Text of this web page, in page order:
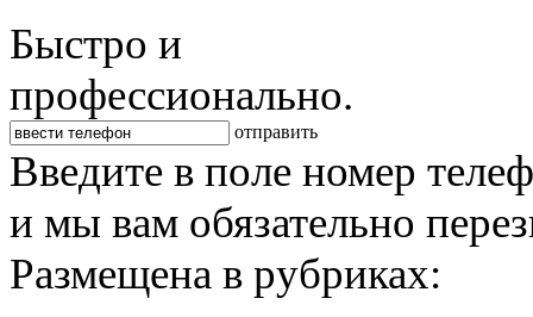
Быстро и
профессионально.
отправить
Введите в поле номер
и мы вам обязательно
Размещена в рубриках: